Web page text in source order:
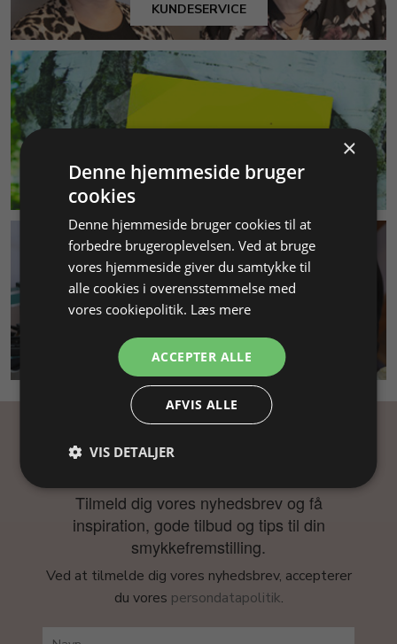
KUNDESERVICE
MILJØ & BÆREDYGTIGHED
SMYKKEKURSUS
Få inspiration
Tilmeld dig vores nyhedsbrev og få
inspiration, gode tilbud og tips til din
smykkefremstilling.
Ved at tilmelde dig vores nyhedsbrev, accepterer
du vores persondatapolitik.
×
Denne hjemmeside bruger
cookies
Denne hjemmeside bruger cookies til at
forbedre brugeroplevelsen. Ved at bruge
vores hjemmeside giver du samtykke til
alle cookies i overensstemmelse med
vores cookiepolitik. Læs mere
ACCEPTER ALLE
AFVIS ALLE
VIS DETALJER